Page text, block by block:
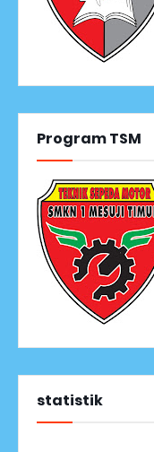
Program TSM
statistik